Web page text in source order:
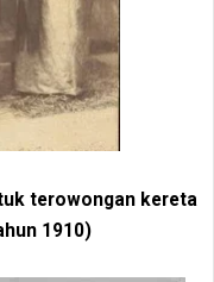
terowongan kereta
1910)